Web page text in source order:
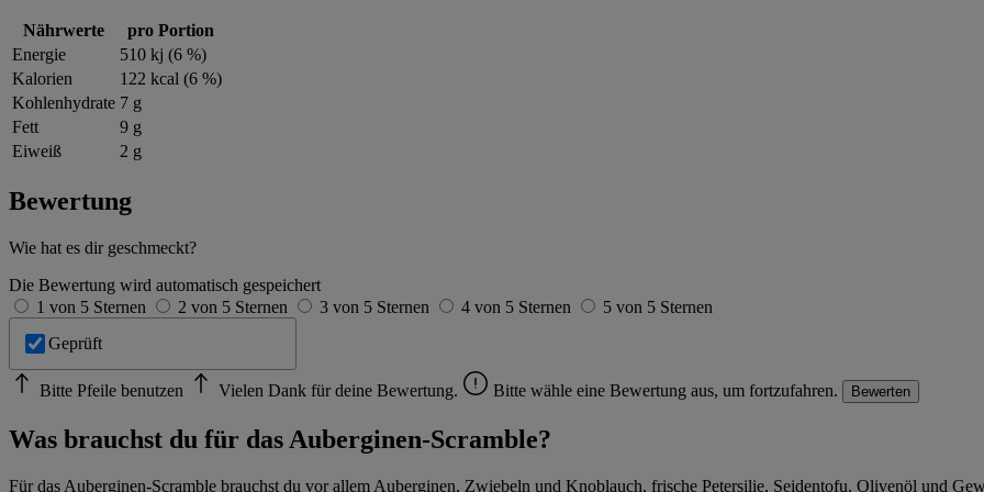
Nährwerte
pro Portion
Energie
510 kj (6 %)
Kalorien
122 kcal (6 %)
Kohlenhydrate 7 g
Fett
9 g
Eiweiß
2 g
Bewertung
Wie hat es dir geschmeckt?
Die Bewertung wird automatisch gespeichert
1 von 5 Sternen
2 von 5 Sternen 3 von 5 Sternen 4 von 5 Sternen
5 von 5 Sternen
Geprüft
Bitte Pfeile benutzen Vielen Dank für deine Bewertung. Bitte wähle eine Bewertung aus, um fortzufahren. Bewerten
Was brauchst du für das Auberginen-Scramble?
Für das Auberginen-Scramble brauchst du vor allem Auberginen, Zwiebeln und Knoblauch, frische Petersilie, Seidentofu, Olivenöl und